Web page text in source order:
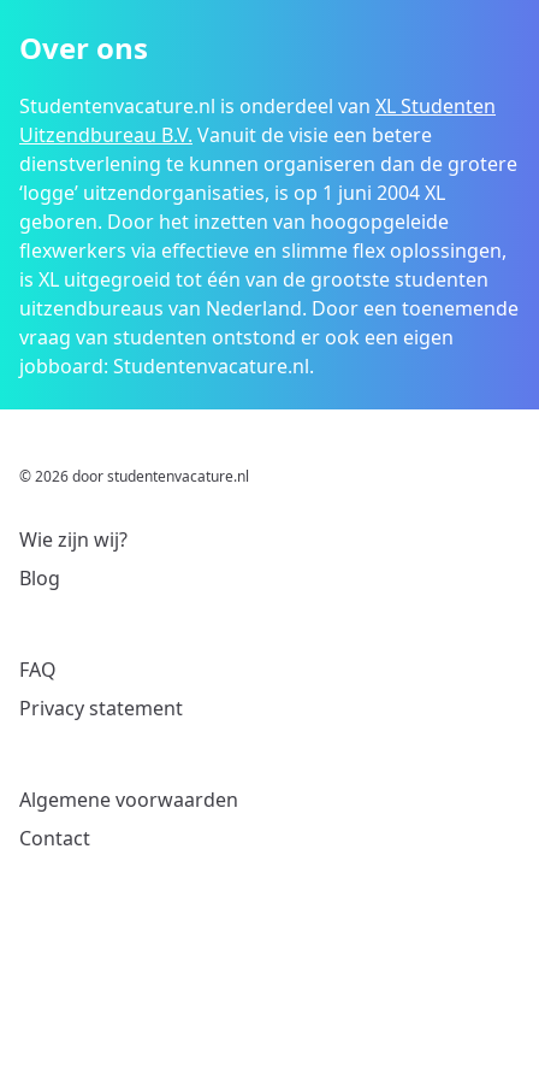
Over ons
Studentenvacature.nl is onderdeel van XL Studenten
Uitzendbureau B.V. Vanuit de visie een betere
dienstverlening te kunnen organiseren dan de grotere
‘logge’ uitzendorganisaties, is op 1 juni 2004 XL
geboren. Door het inzetten van hoogopgeleide
flexwerkers via effectieve en slimme flex oplossingen,
is XL uitgegroeid tot één van de grootste studenten
uitzendbureaus van Nederland. Door een toenemende
vraag van studenten ontstond er ook een eigen
jobboard: Studentenvacature.nl.
© 2026 door studentenvacature.nl
Wie zijn wij?
Blog
FAQ
Privacy statement
Algemene voorwaarden
Contact